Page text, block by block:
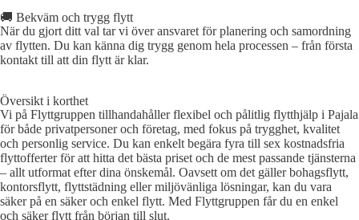
🚚 Bekväm och trygg flytt
När du gjort ditt val tar vi över ansvaret för planering och samordning
av flytten. Du kan känna dig trygg genom hela processen – från första
kontakt till att din flytt är klar.
Översikt i korthet
Vi på Flyttgruppen tillhandahåller flexibel och pålitlig flytthjälp i Pajala
för både privatpersoner och företag, med fokus på trygghet, kvalitet
och personlig service. Du kan enkelt begära fyra till sex kostnadsfria
flyttofferter för att hitta det bästa priset och de mest passande tjänsterna
– allt utformat efter dina önskemål. Oavsett om det gäller bohagsflytt,
kontorsflytt, flyttstädning eller miljövänliga lösningar, kan du vara
säker på en säker och enkel flytt. Med Flyttgruppen får du en enkel
och säker flytt från början till slut.